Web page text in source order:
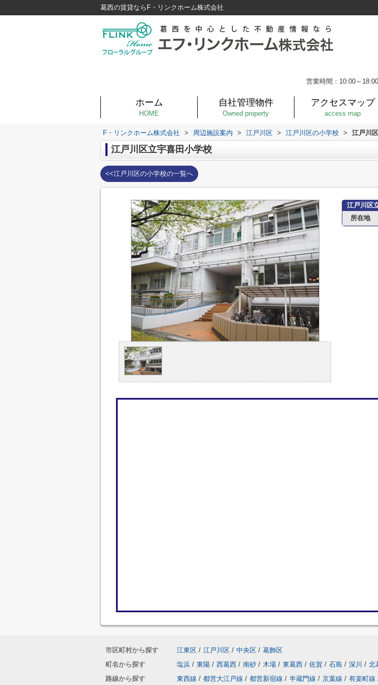
葛西の賃貸ならF・リンクホーム株式会社
営業時間：10:00～
ホーム
HOME
自社管理物件
Owned property
アクセスマップ
access map
F・リンクホーム株式会社 > 周辺施設案内 > 江戸川区 > 江戸川区の小学校 > 江戸川
江戸川区立宇喜田小学校
<<江戸川区の小学校の一覧へ
江戸川区
所在地
市区町村から探す 江東区 / 江戸川区 / 中央区 / 葛飾区
町名から探す
塩浜 / 東陽 / 西葛西 / 南砂 / 木場 / 東葛西 / 佐賀 / 石島 / 深川 / 北
路線から探す
東西線 / 都営大江戸線 / 都営新宿線 / 半蔵門線 / 京葉線 / 有楽町線